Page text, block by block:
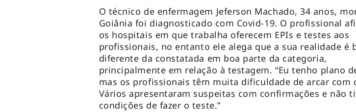
O técnico de enfermagem Jeferson Machado, 34 anos,
Goiânia foi diagnosticado com Covid-19. O profissional
os hospitais em que trabalha oferecem EPIs e testes aos
profissionais, no entanto ele alega que a sua realidade é
diferente da constatada em boa parte da categoria,
principalmente em relação à testagem. “Eu tenho plano
mas os profissionais têm muita dificuldade de arcar com
Vários apresentaram suspeitas com confirmações e não
condições de fazer o teste.”